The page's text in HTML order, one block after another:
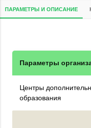
ПАРАМЕТРЫ И ОПИСАНИЕ
Параметры
Центры
образования